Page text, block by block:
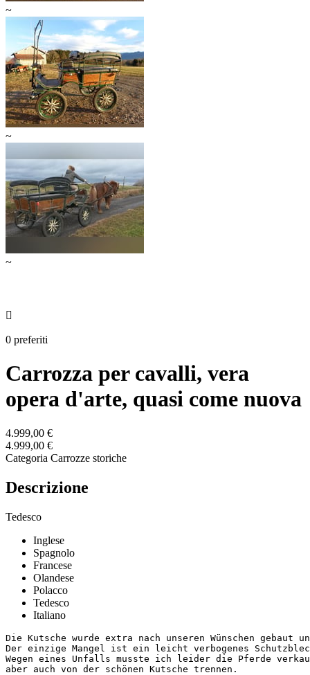
~
~
~

0 preferiti
Carrozza per cavalli, vera
opera d'arte, quasi come nuova
4.999,00 €
4.999,00 €
Categoria Carrozze storiche
Descrizione
Tedesco
Inglese
Spagnolo
Francese
Olandese
Polacco
Tedesco
Italiano
Die Kutsche wurde extra nach unseren Wünschen
Der einzige Mangel ist ein leicht verbogenes
Wegen eines Unfalls musste ich leider die Pferde
aber auch von der schönen Kutsche trennen.